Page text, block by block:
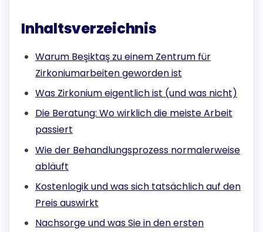
Inhaltsverzeichnis
Warum Beşiktaş zu einem Zentrum für
Zirkoniumarbeiten geworden ist
Was Zirkonium eigentlich ist (und was nicht)
Die Beratung: Wo wirklich die meiste Arbeit
passiert
Wie der Behandlungsprozess normalerweise
abläuft
Kostenlogik und was sich tatsächlich auf den
Preis auswirkt
Nachsorge und was Sie in den ersten